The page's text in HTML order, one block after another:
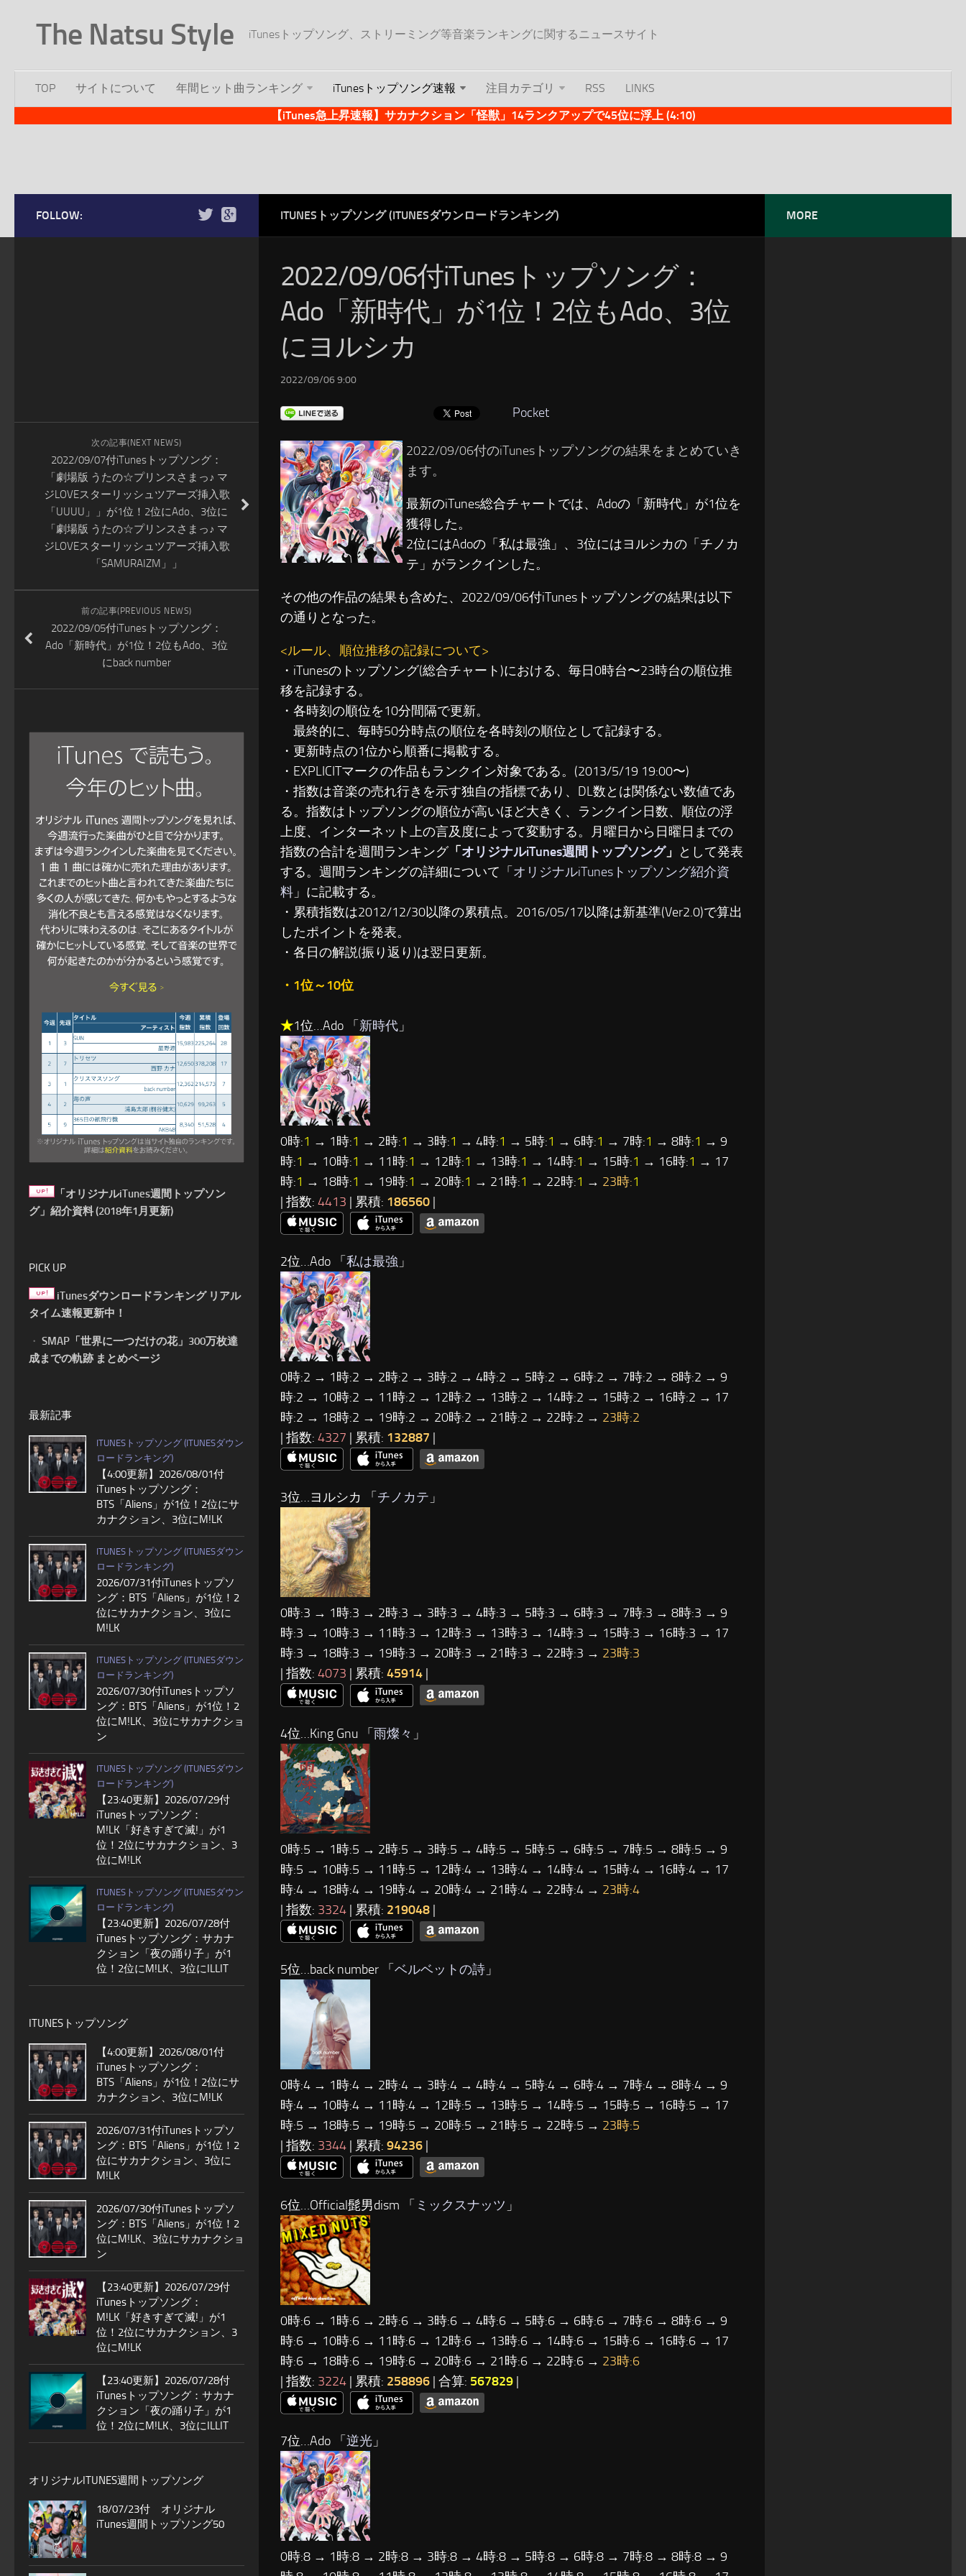
The Natsu Style iTunesトップソング、ストリーミング等音楽ランキングに関するニュースサイト
TOP サイトについて 年間ヒット曲ランキング iTunesトップソング速報 注目カテゴリ RSS
LINKS
【iTunes急上昇速報】サカナクション「怪獣」14ランクアップで45位に浮上 (4:10)
ITUNESトップソング (ITUNESダウンロードランキング)
2022/09/06付iTunesトップソング：
Ado「新時代」が1位！2位もAdo、3位
にヨルシカ
2022/09/06 9:00
Pocket
2022/09/06付のiTunesトップソングの結果をまとめていき
ます。
最新のiTunes総合チャートでは、Adoの「新時代」が1位を
獲得した。
2位にはAdoの「私は最強」、3位にはヨルシカの「チノカ
テ」がランクインした。
その他の作品の結果も含めた、2022/09/06付iTunesトップソングの結果は以下
の通りとなった。
<ルール、順位推移の記録について>
・iTunesのトップソング(総合チャート)における、毎日0時台〜23時台の順位推
移を記録する。
・各時刻の順位を10分間隔で更新。
最終的に、毎時50分時点の順位を各時刻の順位として記録する。
・更新時点の1位から順番に掲載する。
・EXPLICITマークの作品もランクイン対象である。(2013/5/19 19:00〜)
・指数は音楽の売れ行きを示す独自の指標であり、DL数とは関係ない数値であ
る。指数はトップソングの順位が高いほど大きく、ランクイン日数、順位の浮
上度、インターネット上の言及度によって変動する。月曜日から日曜日までの
指数の合計を週間ランキング「 オリジナルiTunes週間トップソング」 として発表
する。週間ランキングの詳細について「 オリジナルiTunesトップソング紹介資
料 」に記載する。
・累積指数は2012/12/30以降の累積点。2016/05/17以降は新基準(Ver2.0)で算出
したポイントを発表。
・各日の解説(振り返り)は翌日更新。
・1位～10位
★1位…Ado 「 新時代 」
0時:1 → 1時:1 → 2時:1 → 3時:1 → 4時:1 → 5時:1 → 6時:1 → 7時:1 → 8時:1 → 9
時:1 → 10時:1 → 11時:1 → 12時:1 → 13時:1 → 14時:1 → 15時:1 → 16時:1 → 17
時:1 → 18時:1 → 19時:1 → 20時:1 → 21時:1 → 22時:1 → 23時:1
| 指数: 4413 | 累積: 186560 |
2位…Ado 「 私は最強 」
0時:2 → 1時:2 → 2時:2 → 3時:2 → 4時:2 → 5時:2 → 6時:2 → 7時:2 → 8時:2 → 9
時:2 → 10時:2 → 11時:2 → 12時:2 → 13時:2 → 14時:2 → 15時:2 → 16時:2 → 17
時:2 → 18時:2 → 19時:2 → 20時:2 → 21時:2 → 22時:2 → 23時:2
| 指数: 4327 | 累積: 132887 |
3位…ヨルシカ 「 チノカテ 」
0時:3 → 1時:3 → 2時:3 → 3時:3 → 4時:3 → 5時:3 → 6時:3 → 7時:3 → 8時:3 → 9
時:3 → 10時:3 → 11時:3 → 12時:3 → 13時:3 → 14時:3 → 15時:3 → 16時:3 → 17
時:3 → 18時:3 → 19時:3 → 20時:3 → 21時:3 → 22時:3 → 23時:3
| 指数: 4073 | 累積: 45914 |
4位…King Gnu 「雨燦々 」
0時:5 → 1時:5 → 2時:5 → 3時:5 → 4時:5 → 5時:5 → 6時:5 → 7時:5 → 8時:5 → 9
時:5 → 10時:5 → 11時:5 → 12時:4 → 13時:4 → 14時:4 → 15時:4 → 16時:4 → 17
時:4 → 18時:4 → 19時:4 → 20時:4 → 21時:4 → 22時:4 → 23時:4
| 指数: 3324 | 累積: 219048 |
5位…back number 「 ベルベットの詩 」
0時:4 → 1時:4 → 2時:4 → 3時:4 → 4時:4 → 5時:4 → 6時:4 → 7時:4 → 8時:4 → 9
時:4 → 10時:4 → 11時:4 → 12時:5 → 13時:5 → 14時:5 → 15時:5 → 16時:5 → 17
時:5 → 18時:5 → 19時:5 → 20時:5 → 21時:5 → 22時:5 → 23時:5
| 指数: 3344 | 累積: 94236 |
6位…Official髭男dism 「 ミックスナッツ 」
0時:6 → 1時:6 → 2時:6 → 3時:6 → 4時:6 → 5時:6 → 6時:6 → 7時:6 → 8時:6 → 9
時:6 → 10時:6 → 11時:6 → 12時:6 → 13時:6 → 14時:6 → 15時:6 → 16時:6 → 17
時:6 → 18時:6 → 19時:6 → 20時:6 → 21時:6 → 22時:6 → 23時:6
| 指数: 3224 | 累積: 258896 | 合算: 567829 |
7位…Ado 「 逆光 」
0時:8 → 1時:8 → 2時:8 → 3時:8 → 4時:8 → 5時:8 → 6時:8 → 7時:8 → 8時:8 → 9
FOLLOW:
次の記事(NEXT NEWS)
2022/09/07付iTunesトップソング：
「劇場版 うたの☆プリンスさまっ♪ マ
ジLOVEスターリッシュツアーズ挿入歌
「UUUU」」が1位！2位にAdo、3位に
「劇場版 うたの☆プリンスさまっ♪ マ
ジLOVEスターリッシュツアーズ挿入歌
「SAMURAIZM」」
前の記事(PREVIOUS NEWS)
2022/09/05付iTunesトップソング：
Ado「新時代」が1位！2位もAdo、3位
にback number
「オリジナルiTunes週間トップソン
グ」紹介資料 (2018年1月更新)
PICK UP
iTunesダウンロードランキング リアル
タイム速報更新中！
・ SMAP「世界に一つだけの花」300万枚達
成までの軌跡 まとめページ
最新記事
ITUNESトップソング (ITUNESダウン
ロードランキング)
【4:00更新】2026/08/01付
iTunesトップソング：
BTS「Aliens」が1位！2位にサ
カナクション、3位にM!LK
ITUNESトップソング (ITUNESダウン
ロードランキング)
2026/07/31付iTunesトップソ
ング：BTS「Aliens」が1位！2
位にサカナクション、3位に
M!LK
ITUNESトップソング (ITUNESダウン
ロードランキング)
2026/07/30付iTunesトップソ
ング：BTS「Aliens」が1位！2
位にM!LK、3位にサカナクショ
ン
ITUNESトップソング (ITUNESダウン
ロードランキング)
【23:40更新】2026/07/29付
iTunesトップソング：
M!LK「好きすぎて滅!」が1
位！2位にサカナクション、3
位にM!LK
ITUNESトップソング (ITUNESダウン
ロードランキング)
【23:40更新】2026/07/28付
iTunesトップソング：サカナ
クション「夜の踊り子」が1
位！2位にM!LK、3位にILLIT
ITUNESトップソング
【4:00更新】2026/08/01付
iTunesトップソング：
BTS「Aliens」が1位！2位にサ
カナクション、3位にM!LK
2026/07/31付iTunesトップソ
ング：BTS「Aliens」が1位！2
位にサカナクション、3位に
M!LK
2026/07/30付iTunesトップソ
ング：BTS「Aliens」が1位！2
位にM!LK、3位にサカナクショ
ン
【23:40更新】2026/07/29付
iTunesトップソング：
M!LK「好きすぎて滅!」が1
位！2位にサカナクション、3
位にM!LK
【23:40更新】2026/07/28付
iTunesトップソング：サカナ
クション「夜の踊り子」が1
位！2位にM!LK、3位にILLIT
オリジナルITUNES週間トップソング
18/07/23付 オリジナル
iTunes週間トップソング50
MORE